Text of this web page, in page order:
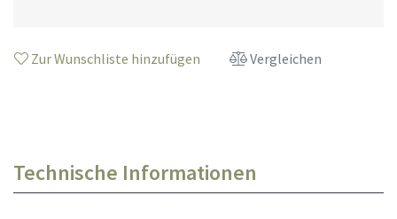
Zur Wunschliste hinzufügen Vergleichen
Technische Informationen